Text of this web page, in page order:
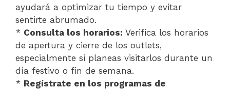
ayudará a optimizar tu tiempo y evitar
sentirte abrumado.
* Consulta los horarios: Verifica los horarios
de apertura y cierre de los outlets,
especialmente si planeas visitarlos durante un
día festivo o fin de semana.
* Regístrate en los programas de